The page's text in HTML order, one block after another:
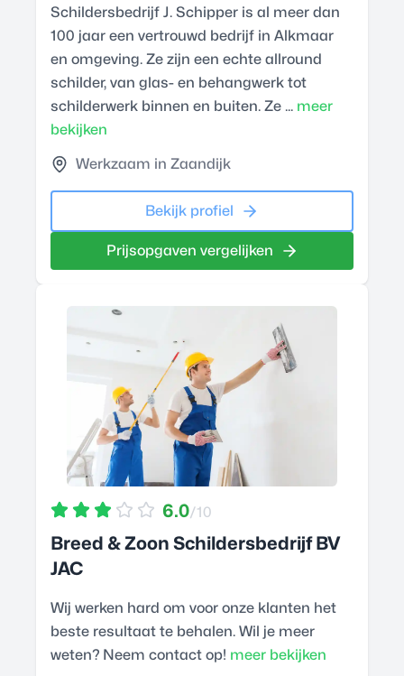
Schildersbedrijf J. Schipper is al meer dan
100 jaar een vertrouwd bedrijf in Alkmaar
en omgeving. Ze zijn een echte allround
schilder, van glas- en behangwerk tot
schilderwerk binnen en buiten. Ze ... meer
bekijken
Werkzaam in Zaandijk
Bekijk profiel
Prijsopgaven vergelijken
6.0/10
Breed & Zoon Schildersbedrijf BV
JAC
Wij werken hard om voor onze klanten het
beste resultaat te behalen. Wil je meer
weten? Neem contact op! meer bekijken